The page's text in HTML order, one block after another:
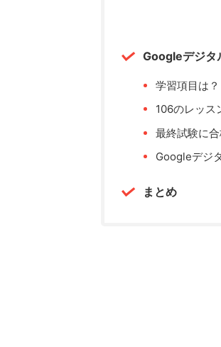
Googleデジタ
学習項目は？
106のレッス
最終試験に
Googleデジ
まとめ